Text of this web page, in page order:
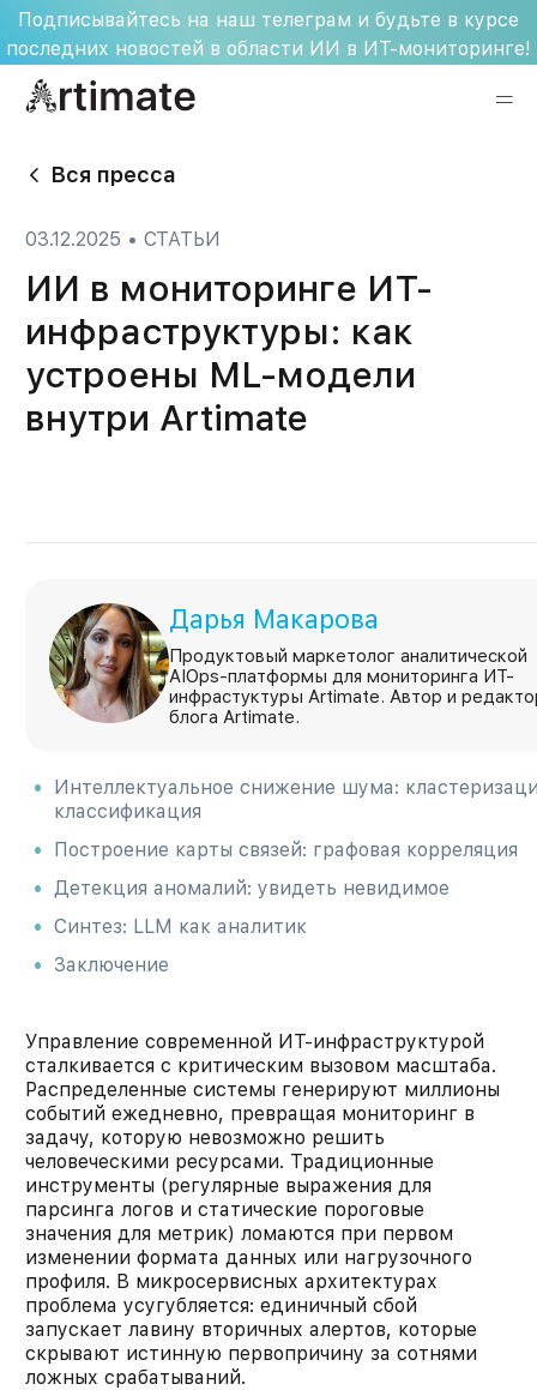
Skip
to
content
Подписывайтесь на наш телеграм и будьте в курсе
последних новостей в области ИИ в ИТ-мониторинге!
Вся пресса
03.12.2025 • СТАТЬИ
ИИ в мониторинге ИТ-
инфраструктуры: как
устроены ML-модели
внутри Artimate
Дарья Макарова
Продуктовый маркетолог аналитической
AIOps-платформы для мониторинга ИТ-
инфрастуктуры Artimate. Автор и
блога Artimate.
Интеллектуальное снижение шума:
классификация
Построение карты связей: графовая корреляция
Детекция аномалий: увидеть невидимое
Синтез: LLM как аналитик
Заключение
Управление современной ИТ-инфраструктурой
сталкивается с критическим вызовом масштаба.
Распределенные системы генерируют миллионы
событий ежедневно, превращая мониторинг в
задачу, которую невозможно решить
человеческими ресурсами. Традиционные
инструменты (регулярные выражения для
парсинга логов и статические пороговые
значения для метрик) ломаются при первом
изменении формата данных или нагрузочного
профиля. В микросервисных архитектурах
проблема усугубляется: единичный сбой
запускает лавину вторичных алертов, которые
скрывают истинную первопричину за сотнями
ложных срабатываний.